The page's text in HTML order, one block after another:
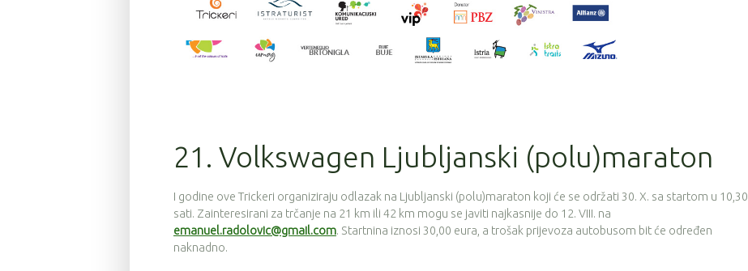
21. Volkswagen Ljubljanski (polu)maraton
I godine ove Trickeri organiziraju odlazak na Ljubljanski (polu)maraton koji će se održati 30. X. sa startom u 10,30
sati. Zainteresirani za trčanje na 21 km ili 42 km mogu se javiti najkasnije do 12. VIII. na
emanuel.radolovic@gmail.com. Startnina iznosi 30,00 eura, a trošak prijevoza autobusom bit će određen
naknadno.